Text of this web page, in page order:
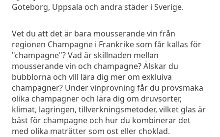
Goteborg, Uppsala och andra städer i Sverige.
Vet du att det är bara mousserande vin från
regionen Champagne i Frankrike som får kallas för
"champagne"? Vad är skillnaden mellan
mousserande vin och champagne? Älskar du
bubblorna och vill lära dig mer om exkluiva
champagner? Under vinprovning får du provsmaka
olika champagner och lära dig om druvsorter,
klimat, lagringen, tillverkningsmetoder, vilket glas är
bäst för champagne och hur du kombinerar det
med olika maträtter som ost eller choklad.